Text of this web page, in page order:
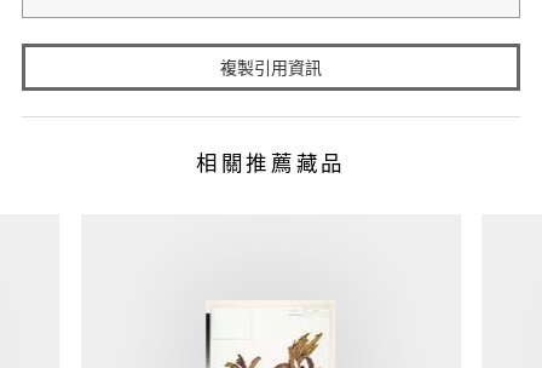
複製引用資訊
相關推薦藏品